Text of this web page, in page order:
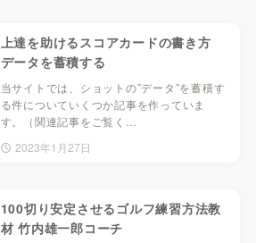
上達を助けるスコアカードの書き方
データを蓄積する
当サイトでは、ショットの”データ”を蓄積す
る件についていくつか記事を作っていま
す。（関連記事をご覧く…
2023年1月27日
100切り安定させるゴルフ練習方法教
材 竹内雄一郎コーチ